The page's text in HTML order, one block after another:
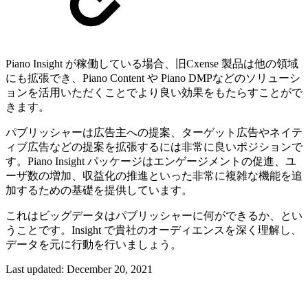
Piano Insight が稼働している場合、旧Cxense 製品は他の領域
にも拡張でき、Piano Content や Piano DMPなどのソリューシ
ョンを活用いただくことでより良い効果をもたらすことがで
きます。
パブリッシャーは広告主への提案、ターゲット広告やネイテ
ィブ広告などの提案を拡張するには非常に良いポジションで
す。Piano Insight パッケージはエンゲージメントの促進、ユ
ーザ数の増加、収益化の推進といった非常に複雑な機能を追
加するための基礎を提供しています。
これはビッグデータはパブリッシャーに何ができるか、とい
うことです。Insight で貴社のオーディエンスを深く理解し、
データを元に行動を行いましょう。
Last updated: December 20, 2021